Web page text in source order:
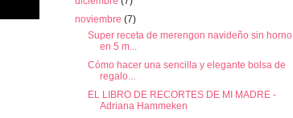
noviembre (7)
Super receta de merengon navideño sin horno
en 5 m...
Cómo hacer una sencilla y elegante bolsa de
regalo...
EL LIBRO DE RECORTES DE MI MADRE -
Adriana Hammeken